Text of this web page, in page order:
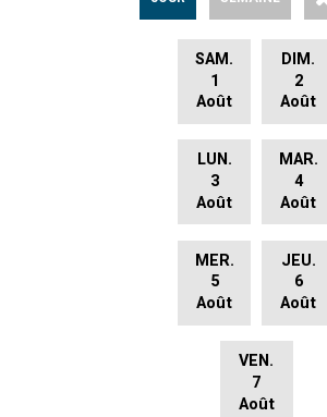
SAM.
1
Août
DIM.
2
Août
LUN.
3
Août
MAR.
4
Août
MER.
5
Août
JEU.
6
Août
VEN.
7
Août